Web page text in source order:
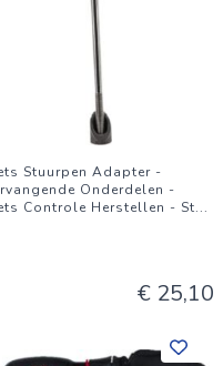
Stuurpen Adapter -
Onderdelen -
Controle Herstellen - St...
€ 25,10